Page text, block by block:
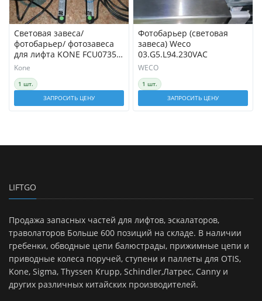
Световая завеса/
фотобарьер/ фотозавеса
для лифта KONE FCU0735
SLIMSCREEN
Kone
1 шт.
ЗАПРОСИТЬ ЦЕНУ
Фотобарьер (световая
завеса) Weco
03.G5.L94.230VAC
WECO
1 шт.
ЗАПРОСИТЬ ЦЕНУ
LIFTGO
Продажа запасных частей для лифтов, эскалаторов,
траволаторов Больше 600 позиций на складе. В наличии
гребенки, обводные цепи балюстрады, прижимные цепи и
приводные колеса поручей, ступени и паллеты для OTIS,
Kone, Sigma, Thyssen Krupp, Schindler,Латрес, Canny и
других различных китайских производителей.